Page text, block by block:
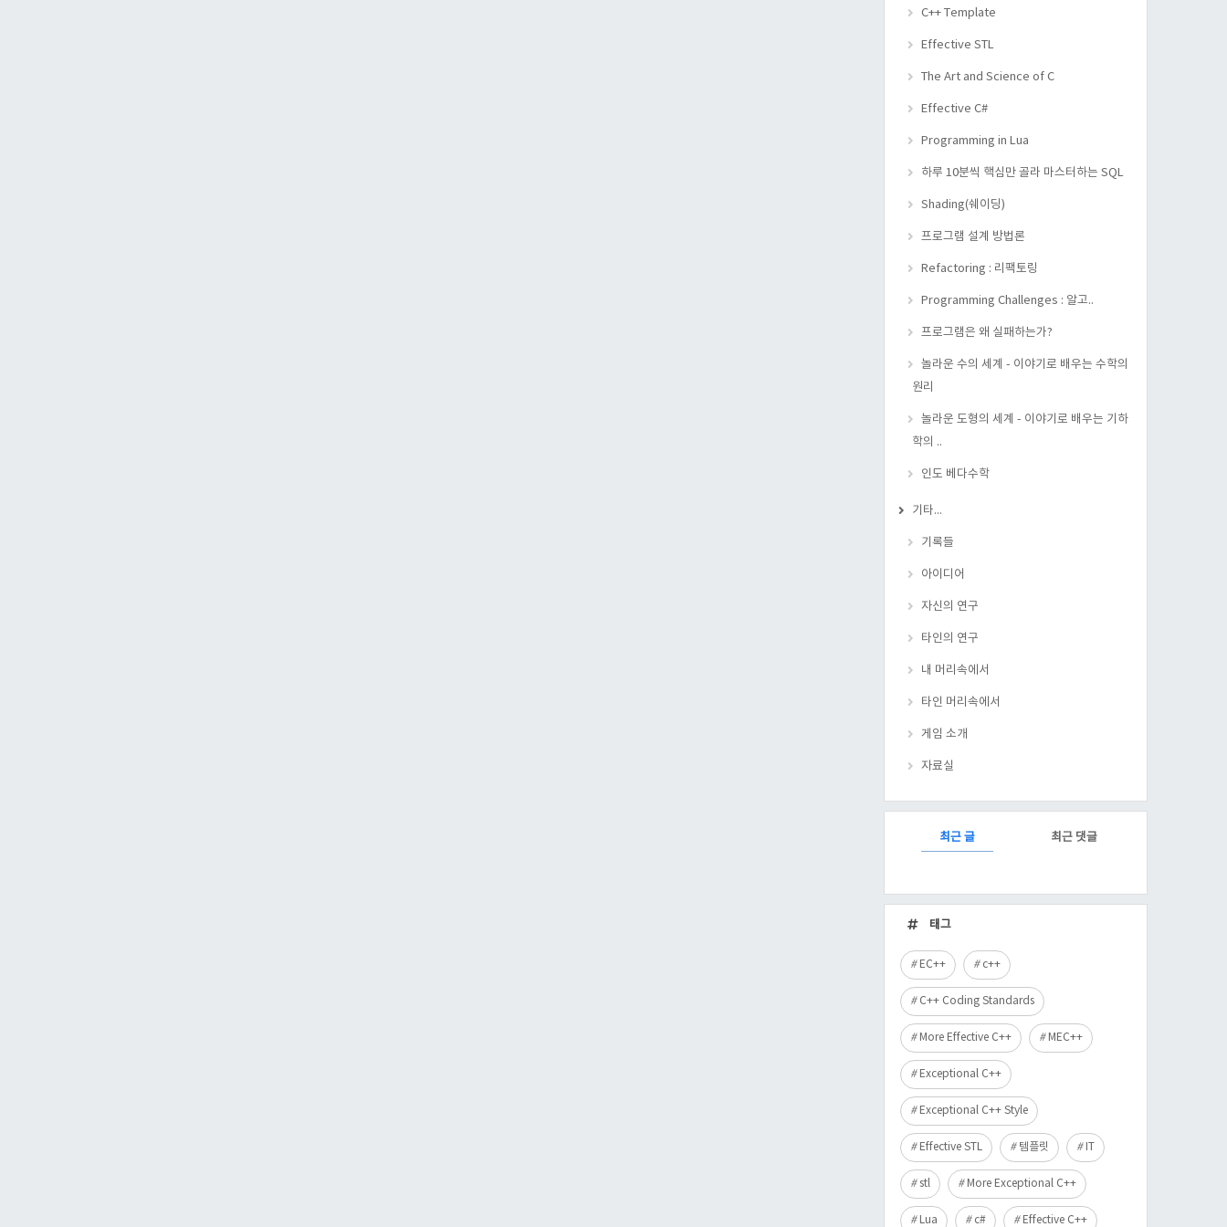
C++ Template
Effective STL
The Art and Science of C
Effective C#
Programming in Lua
하루 10분씩 핵심만 골라 마스터하는 SQL
Shading(쉐이딩)
프로그램 설계 방법론
Refactoring : 리팩토링
Programming Challenges : 알고..
프로그램은 왜 실패하는가?
놀라운 수의 세계 - 이야기로 배우는 수학의
원리
놀라운 도형의 세계 - 이야기로 배우는 기하
학의 ..
인도 베다수학
기타...
기록들
아이디어
자신의 연구
타인의 연구
내 머리속에서
타인 머리속에서
게임 소개
자료실
RECENTLY최근 글 최근 댓글
근
글
태그
EC++ c++
C++ Coding Standards
More Effective C++ MEC++
Exceptional C++
Exceptional C++ Style
Effective STL 템플릿 IT
stl More Exceptional C++
Lua c# Effective C++